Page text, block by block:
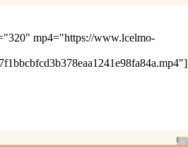
mp4="https://www.lcelmo-